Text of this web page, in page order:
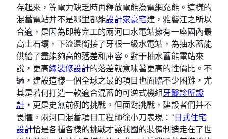
存起來，等電力缺乏時再釋放電能為電網充能。這樣的
混蓄電站并不是哪里都能設計家豪宅建，雅礱江之所以
合適，是因為即將完工的兩河口水電站擁有一座國內最
高土石壩，下流還銜接了牙根一級水電站，為抽水蓄能
供給了盡能夠高的落差和庫容。對于抽水蓄能電站來
說，更高綠裝修設計的落差就意味著更高的性價比。不
過，建設這樣一個全球之最的項目也面臨不少困難，尤
其是若何打造一款適合混蓄的可逆式機組牙醫診所設
計 ，更是史無前例的挑戰。但面對挑戰，建設者們并不
畏懼。兩河口混蓄項目工程師徐小刀表現：“日式住宅
設計恰是各種各樣的挑戰才讓我國的裝備制造走在了世